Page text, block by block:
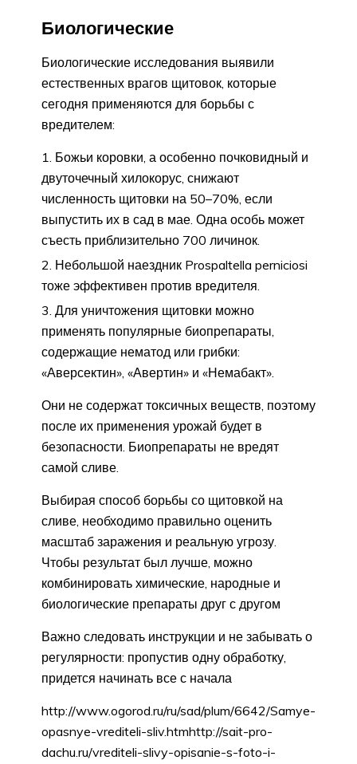
Биологические
Биологические исследования выявили
естественных врагов щитовок, которые
сегодня применяются для борьбы с
вредителем:
Божьи коровки, а особенно почковидный и
двуточечный хилокорус, снижают
численность щитовки на 50–70%, если
выпустить их в сад в мае. Одна особь может
съесть приблизительно 700 личинок.
Небольшой наездник Prospaltella perniciosi
тоже эффективен против вредителя.
Для уничтожения щитовки можно
применять популярные биопрепараты,
содержащие нематод или грибки:
«Аверсектин», «Авертин» и «Немабакт».
Они не содержат токсичных веществ, поэтому
после их применения урожай будет в
безопасности. Биопрепараты не вредят
самой сливе.
Выбирая способ борьбы со щитовкой на
сливе, необходимо правильно оценить
масштаб заражения и реальную угрозу.
Чтобы результат был лучше, можно
комбинировать химические, народные и
биологические препараты друг с другом
Важно следовать инструкции и не забывать о
регулярности: пропустив одну обработку,
придется начинать все с начала
http://www.ogorod.ru/ru/sad/plum/6642/Samye-
opasnye-vrediteli-sliv.htmhttp://sait-pro-
dachu.ru/vrediteli-slivy-opisanie-s-foto-i-